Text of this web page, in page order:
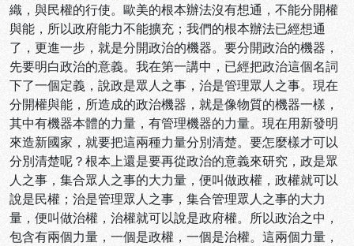
織，與民權的行使。歐美的根本辦法沒有想通，不能分開權
與能，所以政府能力不能擴充；我們的根本辦法已經想通
了，更進一步，就是分開政治的機器。要分開政治的機器，
先要明白政治的意義。我在第一講中，已經把政治這個名詞
下了一個定義，說政是眾人之事，治是管理眾人之事。現在
分開權與能，所造成的政治機器，就是像物質的機器一樣，
其中有機器本體的力量，有管理機器的力量。現在用新發明
來造新國家，就要把這兩種力量分別清楚。要怎麼樣才可以
分別清楚呢？根本上還是要再從政治的意義來研究，政是眾
人之事，集合眾人之事的大力量，便叫做政權，政權就可以
說是民權；治是管理眾人之事，集合管理眾人之事的大力
量，便叫做治權，治權就可以說是政府權。所以政治之中，
包含有兩個力量，一個是政權，一個是治權。這兩個力量，